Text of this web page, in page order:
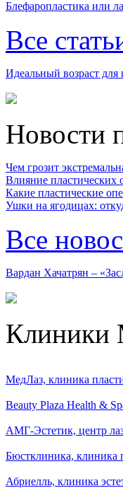
Блефаропластика или
Все
Идеальный возраст для
Новости
Чем грозит
Влияние пластических
Какие пластические
Ушки на ягодицах:
Все
Вардан Хачатрян –
Клиники
МедЛаз, клиника
Beauty Plaza Health &
АМГ-Эстетик, центр
Бюстклиника, клиника
Абриелль, клиника